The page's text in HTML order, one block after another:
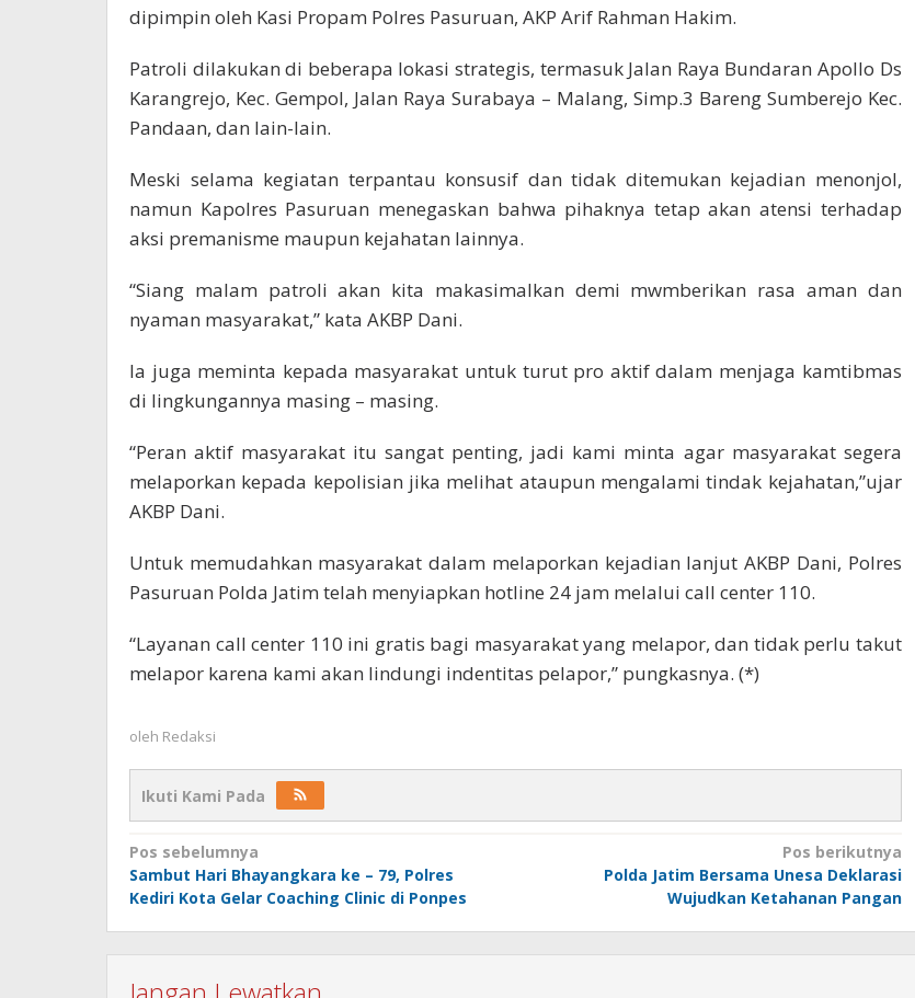
dipimpin oleh Kasi Propam Polres Pasuruan, AKP Arif Rahman Hakim.
Patroli dilakukan di beberapa lokasi strategis, termasuk Jalan Raya Bundaran Apollo Ds
Karangrejo, Kec. Gempol, Jalan Raya Surabaya – Malang, Simp.3 Bareng Sumberejo Kec.
Pandaan, dan lain-lain.
Meski selama kegiatan terpantau konsusif dan tidak ditemukan kejadian menonjol,
namun Kapolres Pasuruan menegaskan bahwa pihaknya tetap akan atensi terhadap
aksi premanisme maupun kejahatan lainnya.
“Siang malam patroli akan kita makasimalkan demi mwmberikan rasa aman dan
nyaman masyarakat,” kata AKBP Dani.
Ia juga meminta kepada masyarakat untuk turut pro aktif dalam menjaga kamtibmas
di lingkungannya masing – masing.
“Peran aktif masyarakat itu sangat penting, jadi kami minta agar masyarakat segera
melaporkan kepada kepolisian jika melihat ataupun mengalami tindak kejahatan,”ujar
AKBP Dani.
Untuk memudahkan masyarakat dalam melaporkan kejadian lanjut AKBP Dani, Polres
Pasuruan Polda Jatim telah menyiapkan hotline 24 jam melalui call center 110.
“Layanan call center 110 ini gratis bagi masyarakat yang melapor, dan tidak perlu takut
melapor karena kami akan lindungi indentitas pelapor,” pungkasnya. (*)
oleh Redaksi
Ikuti Kami Pada
Navigasi
pos
Pos sebelumnya
Sambut Hari Bhayangkara ke – 79, Polres
Kediri Kota Gelar Coaching Clinic di Ponpes
Pos berikutnya
Polda Jatim Bersama Unesa Deklarasi
Wujudkan Ketahanan Pangan